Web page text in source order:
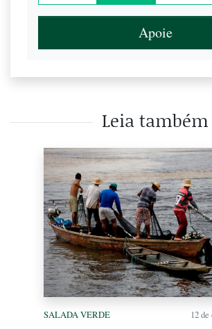
Apoie
Leia também
SALADA VERDE 12